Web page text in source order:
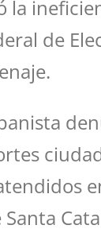
la
de